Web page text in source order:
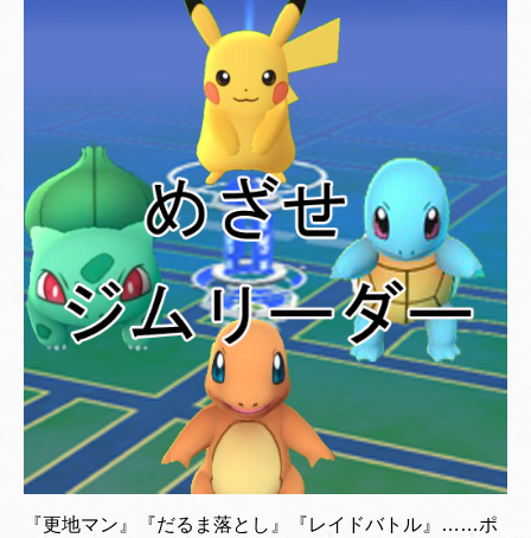
『更地マン』『だるま落とし』『レイドバトル』……ポ